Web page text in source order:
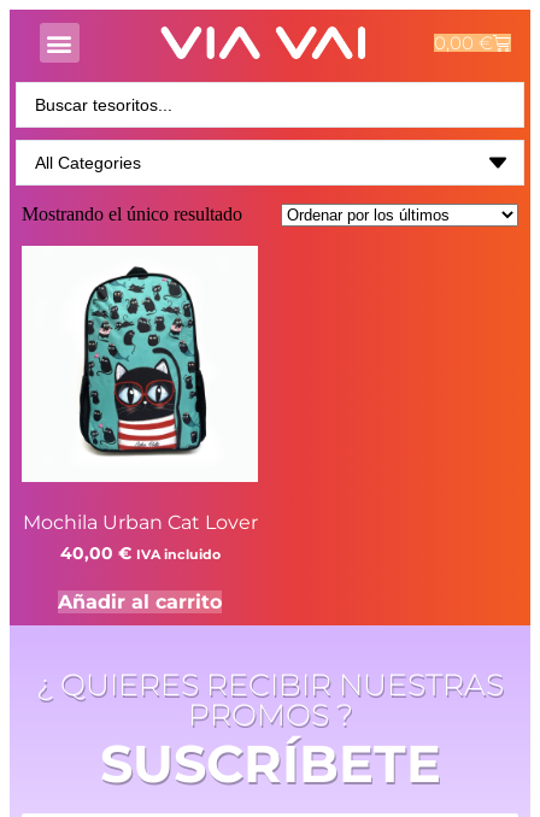
0,00€
Mostrando el único resultado
Mochila Urban Cat Lover
40,00 € IVA incluido
Añadir al carrito
¿ QUIERES RECIBIR NUESTRAS
PROMOS ?
SUSCRÍBETE